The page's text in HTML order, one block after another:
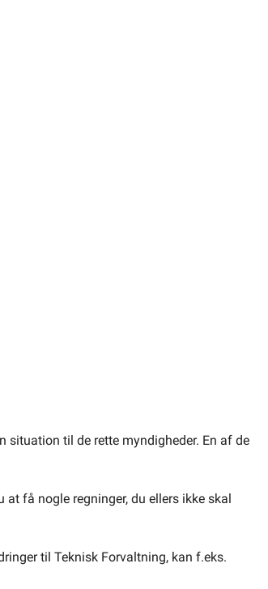
situation til de rette myndigheder. En af de
få nogle regninger, du ellers ikke skal
til Teknisk Forvaltning, kan f.eks.